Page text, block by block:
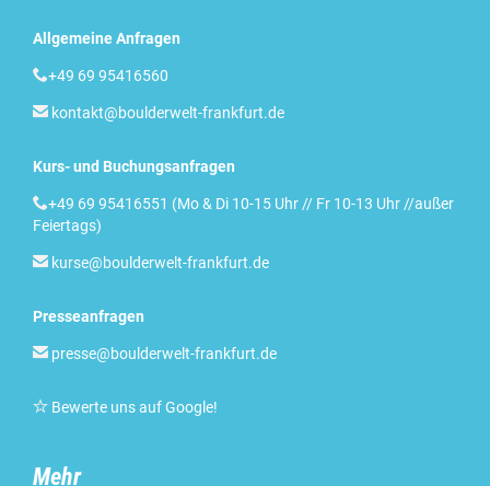
Allgemeine Anfragen
+49 69 95416560
 kontakt@boulderwelt-frankfurt.de
Kurs- und Buchungsanfragen
+49 69 95416551 (Mo & Di 10-15 Uhr // Fr 10-13 Uhr //außer
Feiertags)
 kurse@boulderwelt-frankfurt.de
Presseanfragen
 presse@boulderwelt-frankfurt.de
 Bewerte uns auf Google!
Mehr